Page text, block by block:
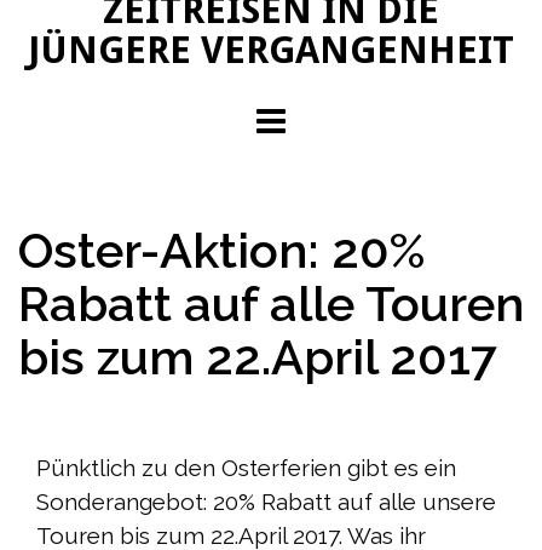
ZEITREISEN IN DIE
JÜNGERE VERGANGENHEIT
Oster-Aktion: 20%
Rabatt auf alle Touren
bis zum 22.April 2017
Pünktlich zu den Osterferien gibt es ein
Sonderangebot: 20% Rabatt auf alle unsere
Touren bis zum 22.April 2017. Was ihr